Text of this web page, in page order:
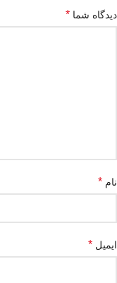
دیدگاه شما *
نام *
ایمیل *